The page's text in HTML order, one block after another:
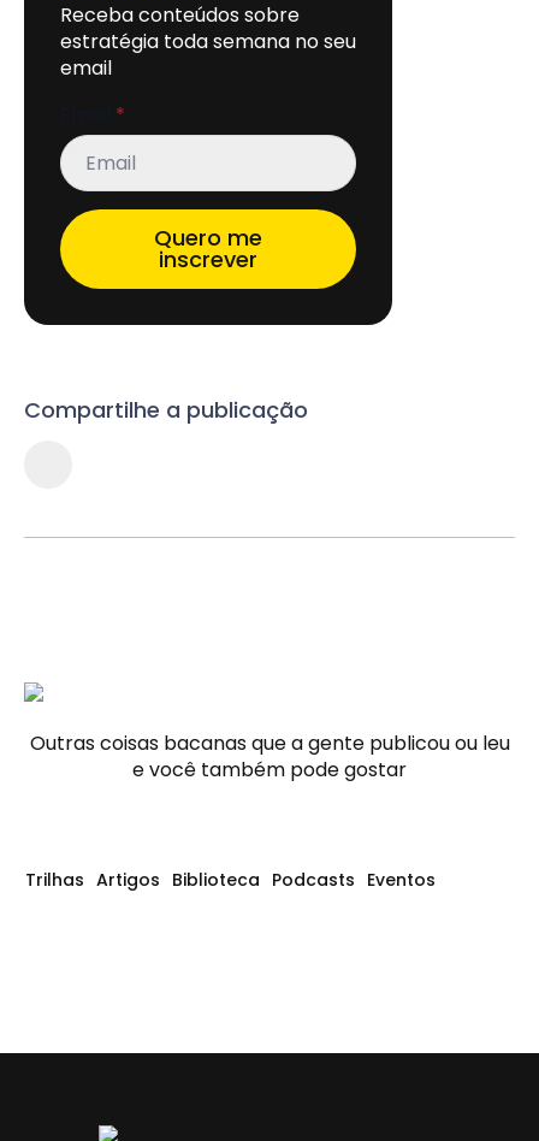
Receba conteúdos sobre
estratégia toda semana no seu
email
*
Quero me
inscrever
Compartilhe a publicação
Outras coisas bacanas que a gente publicou ou leu
e você também pode gostar
Trilhas Artigos Biblioteca Podcasts Eventos